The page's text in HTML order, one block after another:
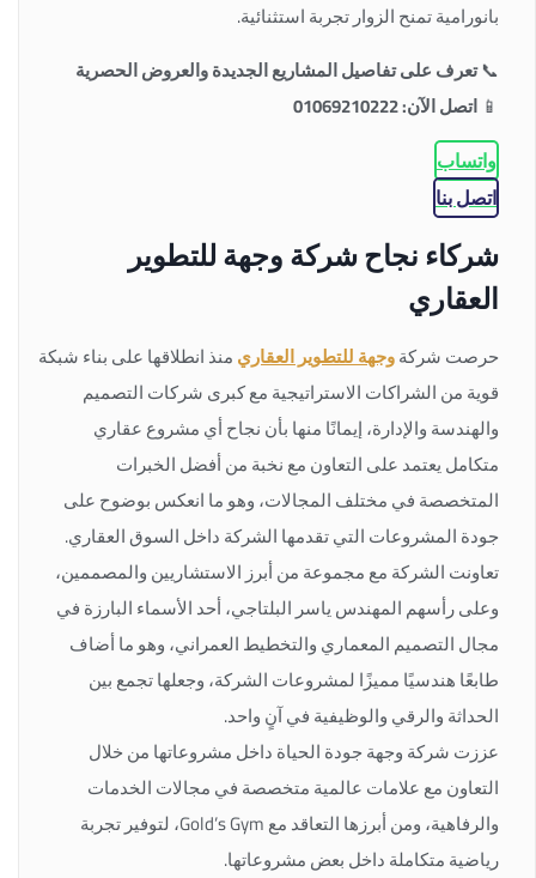
بانورامية تمنح الزوار تجربة استثنائية.
📞تعرف على تفاصيل المشاريع الجديدة والعروض الحصرية
📱 اتصل الآن: 01069210222
واتساب
اتصل بنا
شركاء نجاح شركة وجهة للتطوير
العقاري
حرصت شركةوجهة للتطوير العقاريمنذ انطلاقها على بناء شبكة
قوية من الشراكات الاستراتيجية مع كبرى شركات التصميم
والهندسة والإدارة، إيمانًا منها بأن نجاح أي مشروع عقاري
متكامل يعتمد على التعاون مع نخبة من أفضل الخبرات
المتخصصة في مختلف المجالات، وهو ما انعكس بوضوح على
جودة المشروعات التي تقدمها الشركة داخل السوق العقاري.
تعاونت الشركة مع مجموعة من أبرز الاستشاريين والمصممين،
وعلى رأسهم المهندس ياسر البلتاجي، أحد الأسماء البارزة في
مجال التصميم المعماري والتخطيط العمراني، وهو ما أضاف
طابعًا هندسيًا مميزًا لمشروعات الشركة، وجعلها تجمع بين
الحداثة والرقي والوظيفية في آنٍ واحد.
عززت شركة وجهة جودة الحياة داخل مشروعاتها من خلال
التعاون مع علامات عالمية متخصصة في مجالات الخدمات
والرفاهية، ومن أبرزها التعاقد مع Gold’s Gym، لتوفير تجربة
رياضية متكاملة داخل بعض مشروعاتها.